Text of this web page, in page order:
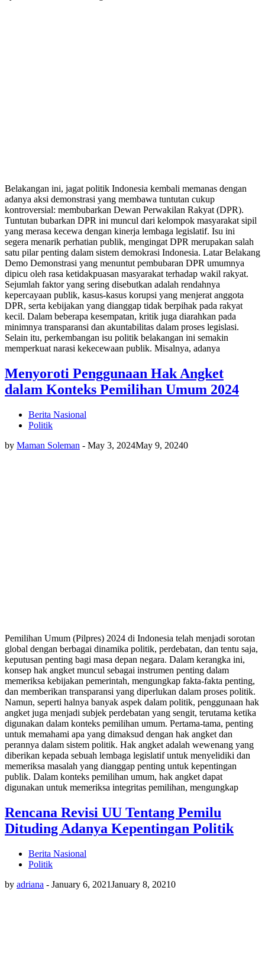
Belakangan ini, jagat politik Indonesia kembali memanas dengan
adanya aksi demonstrasi yang membawa tuntutan cukup
kontroversial: membubarkan Dewan Perwakilan Rakyat (DPR).
Tuntutan bubarkan DPR ini muncul dari kelompok masyarakat sipil
yang merasa kecewa dengan kinerja lembaga legislatif. Isu ini
segera menarik perhatian publik, mengingat DPR merupakan salah
satu pilar penting dalam sistem demokrasi Indonesia. Latar Belakang
Demo Demonstrasi yang menuntut pembubaran DPR umumnya
dipicu oleh rasa ketidakpuasan masyarakat terhadap wakil rakyat.
Sejumlah faktor yang sering disebutkan adalah rendahnya
kepercayaan publik, kasus-kasus korupsi yang menjerat anggota
DPR, serta kebijakan yang dianggap tidak berpihak pada rakyat
kecil. Dalam beberapa kesempatan, kritik juga diarahkan pada
minimnya transparansi dan akuntabilitas dalam proses legislasi.
Selain itu, perkembangan isu politik belakangan ini semakin
memperkuat narasi kekecewaan publik. Misalnya, adanya
Menyoroti Penggunaan Hak Angket
dalam Konteks Pemilihan Umum 2024
Berita Nasional
Politik
by Maman Soleman - May 3, 2024May 9, 20240
Pemilihan Umum (Pilpres) 2024 di Indonesia telah menjadi sorotan
global dengan berbagai dinamika politik, perdebatan, dan tentu saja,
keputusan penting bagi masa depan negara. Dalam kerangka ini,
konsep hak angket muncul sebagai instrumen penting dalam
memeriksa kebijakan pemerintah, mengungkap fakta-fakta penting,
dan memberikan transparansi yang diperlukan dalam proses politik.
Namun, seperti halnya banyak aspek dalam politik, penggunaan hak
angket juga menjadi subjek perdebatan yang sengit, terutama ketika
digunakan dalam konteks pemilihan umum. Pertama-tama, penting
untuk memahami apa yang dimaksud dengan hak angket dan
perannya dalam sistem politik. Hak angket adalah wewenang yang
diberikan kepada sebuah lembaga legislatif untuk menyelidiki dan
memeriksa masalah yang dianggap penting untuk kepentingan
publik. Dalam konteks pemilihan umum, hak angket dapat
digunakan untuk memeriksa integritas pemilihan, mengungkap
Rencana Revisi UU Tentang Pemilu
Dituding Adanya Kepentingan Politik
Berita Nasional
Politik
by adriana - January 6, 2021January 8, 20210